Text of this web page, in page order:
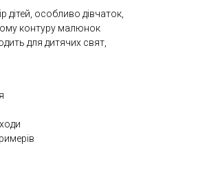
дітей, особливо дівчаток,
контуру малюнок
для дитячих свят,